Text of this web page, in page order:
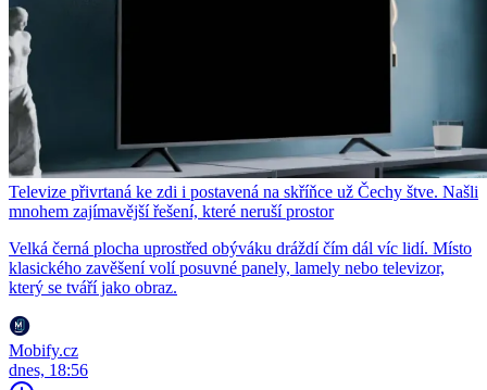
Televize přivrtaná ke zdi i postavená na skříňce už Čechy štve. Našli
mnohem zajímavější řešení, které neruší prostor
Velká černá plocha uprostřed obýváku dráždí čím dál víc lidí. Místo
klasického zavěšení volí posuvné panely, lamely nebo televizor,
který se tváří jako obraz.
Mobify.cz
dnes, 18:56